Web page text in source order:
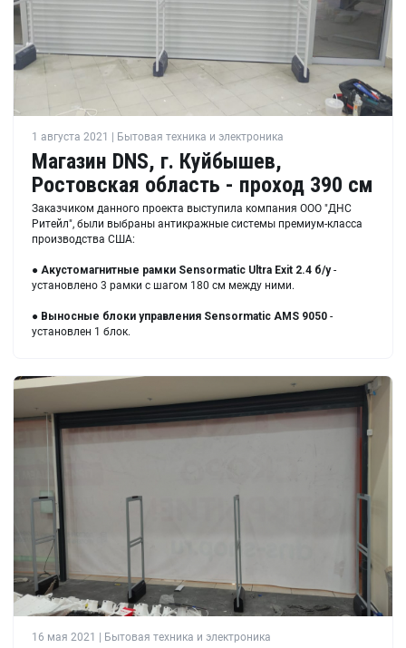
1 августа 2021 | Бытовая техника и электроника
Магазин DNS, г. Куйбышев,
Ростовская область - проход 390 см
Заказчиком данного проекта выступила компания ООО "ДНС
Ритейл", были выбраны антикражные системы премиум-класса
производства США:
● Акустомагнитные рамки Sensormatic Ultra Exit 2.4 б/у-
установлено 3 рамки с шагом 180 см между ними.
● Выносные блоки управления Sensormatic AMS 9050 -
установлен 1 блок.
16 мая 2021 | Бытовая техника и электроника